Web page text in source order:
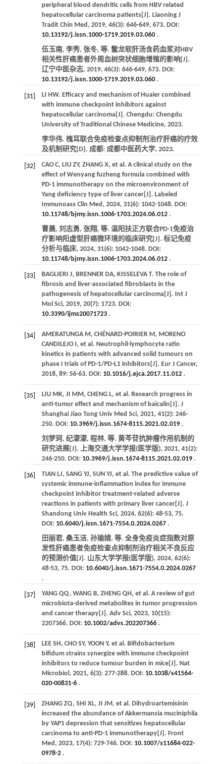
peripheral blood dendritic cells from HBV related
hepatocellular carcinoma patients[J]. Liaoning J
Tradit Chin Med, 2019, 46(3): 646-649, 673. DOI:
10.13192/j.issn.1000-1719.2019.03.060.
伍玉南, 李秀, 张冬, 等. 鳖龙软肝汤含药血浆对HBV
相关性肝癌患者外周血树突状细胞增殖的影响[J].
辽宁中医杂志, 2019, 46(3): 646-649, 673. DOI:
10.13192/j.issn.1000-1719.2019.03.060.
[31] LI HW. Efficacy and mechanism of Huaier combined
with immune checkpoint inhibitors against
hepatocellular carcinoma[J]. Chengdu: Chengdu
University of Traditional Chinese Medicine, 2023.
李华伟. 槐耳联合免疫检查点抑制剂治疗肝癌的疗效
及机制研究[D]. 成都: 成都中医药大学, 2023.
[32] CAO C, LIU ZY, ZHANG X, et al. A clinical study on the
effect of Wenyang fuzheng formula combined with
PD-1 immunotherapy on the microenvironment of
Yang deficiency type of liver cancer[J]. Labeled
Immunoass Clin Med, 2024, 31(6): 1042-1048. DOI:
10.11748/bjmy.issn.1006-1703.2024.06.012.
曹晨, 刘志勇, 张翔, 等. 温阳扶正方联合PD-1免疫治
疗影响阳虚型肝癌微环境的临床研究[J]. 标记免疫
分析与临床, 2024, 31(6): 1042-1048. DOI:
10.11748/bjmy.issn.1006-1703.2024.06.012.
[33] BAGLIERI J, BRENNER DA, KISSELEVA T. The role of
fibrosis and liver-associated fibroblasts in the
pathogenesis of hepatocellular carcinoma[J]. Int J
Mol Sci, 2019, 20(7): 1723. DOI:
10.3390/ijms20071723.
[34] AMERATUNGA M, CHÉNARD-POIRIER M, MORENO
CANDILEJO I, et al. Neutrophil-lymphocyte ratio
kinetics in patients with advanced solid tumours on
phase I trials of PD-1/PD-L1 inhibitors[J]. Eur J Cancer,
2018, 89: 56-63. DOI: 10.1016/j.ejca.2017.11.012.
[35] LIU MK, JI MM, CHENG L, et al. Research progress in
anti-tumor effect and mechanism of baicalin[J]. J
Shanghai Jiao Tong Univ Med Sci, 2021, 41(2): 246-
250. DOI: 10.3969/j.issn.1674-8115.2021.02.019.
刘梦珂, 纪濛濛, 程林, 等. 黄芩苷抗肿瘤作用机制的
研究进展[J]. 上海交通大学学报(医学版), 2021, 41(2):
246-250. DOI: 10.3969/j.issn.1674-8115.2021.02.019.
[36] TIAN LJ, SANG YJ, SUN YJ, et al. The predictive value of
systemic immune-inflammation index for immune
checkpoint inhibitor treatment-related adverse
reactions in patients with primary liver cancer[J]. J
Shandong Univ Health Sci, 2024, 62(6): 48-53, 75.
DOI: 10.6040/j.issn.1671-7554.0.2024.0267.
田丽君, 桑玉洁, 孙瑜婧, 等. 全身免疫炎症指数对原
发性肝癌患者免疫检查点抑制剂治疗相关不良反应
的预测价值[J]. 山东大学学报(医学版), 2024, 62(6):
48-53, 75. DOI: 10.6040/j.issn.1671-7554.0.2024.0267
.
[37] YANG QQ, WANG B, ZHENG QH, et al. A review of gut
microbiota-derived metabolites in tumor progression
and cancer therapy[J]. Adv Sci, 2023, 10(15):
2207366. DOI: 10.1002/advs.202207366.
[38] LEE SH, CHO SY, YOON Y, et al. Bifidobacterium
bifidum strains synergize with immune checkpoint
inhibitors to reduce tumour burden in mice[J]. Nat
Microbiol, 2021, 6(3): 277-288. DOI: 10.1038/s41564-
020-00831-6.
[39] ZHANG ZQ, SHI XL, JI JM, et al. Dihydroartemisinin
increased the abundance of Akkermansia muciniphila
by YAP1 depression that sensitizes hepatocellular
carcinoma to anti-PD-1 immunotherapy[J]. Front
Med, 2023, 17(4): 729-746. DOI: 10.1007/s11684-022-
0978-2.